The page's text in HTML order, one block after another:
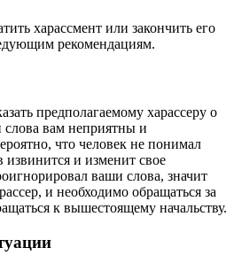
харассмент или закончить его
рекомендациям.
предполагаемому харассеру о
слова вам неприятны и
что человек не понимал
извинится и изменит свое
ваши слова, значит
и необходимо обращаться за
к вышестоящему начальству.